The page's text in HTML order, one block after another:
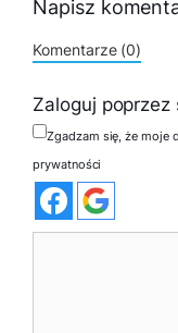
Napisz
Komentarze (0)
Zaloguj poprzez
Zgadzam się, że moje
prywatności